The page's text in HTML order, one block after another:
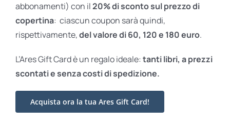
abbonamenti) con il20% di sconto sul prezzo di
copertina: ciascun coupon sarà quindi,
rispettivamente,del valore di 60, 120 e 180 euro.
L’Ares Gift Card è un regalo ideale: tanti libri, a prezzi
scontati esenza costi di spedizione.
Acquista ora la tua Ares Gift Card!